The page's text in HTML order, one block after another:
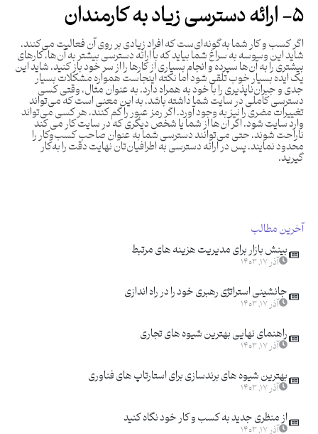
۵- ارائه دسترسی زیاد به کارمندان
اگر کسب و کار شما به‌گونه‌ای‌ست که افراد زیادی بر روی آن فعالیت می‌کنند،
شاید این وسوسه به سراغ شما بیاید که با ارائه دسترسی بیشتر به آن‌ها، کارهای
بیشتری را به آن‌ها سپرده و انجام بسیاری از کارها را از سر خود باز کنید. شاید این
یک ایده بسیار خوب تلقی شود اما نکته اینجاست همواره مشکلات بسیار
جدی و جبران‌ناپذیری را با خود به همراه دارد. به عنوان مثال، وقتی کسی
دسترسی کاملی در سایت شما داشته باشد، به این معنی است که می‌تواند
تغییرات مضری را نیز به وجود آورد. اگر رمز عبور را گم کنند، هر کسی می‌تواند
وارد سایت شود. اگر آن‌ها از شما یا شخص دیگری که در سایت کار می کند
ناراحت شوند، حتی می‌توانند دسترسی شما به عنوان صاحب کسب‌وکار را
محدود نمایند. پس در ارائه دسترسی به اطرافیان‌تان نهایت دقت را به‌کار
گیرید.
آخرین مطالب
بینش بازار برای مدیریت هزینه های مرتبط
آذر ۱۷, ۱۴۰۳
جانشینی استراتژی رهبری خود را در راه اندازی
آذر ۱۷, ۱۴۰۳
راهنمای نهایی بهترین شیوه های تجاری
آذر ۱۷, ۱۴۰۳
بهترین شیوه های برندسازی برای استارتاپ های فناوری
آذر ۱۷, ۱۴۰۳
از منظری جدید به کسب و کار خود نگاه کنید
آذر ۱۷, ۱۴۰۳